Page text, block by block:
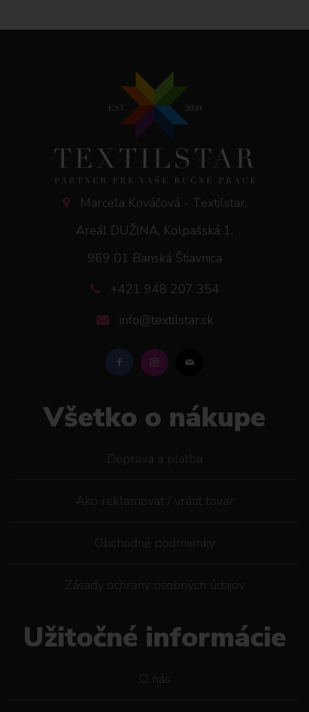
Marcela Kováčová - Textilstar,
Areál DUŽINA, Kolpašská 1,
969 01 Banská Štiavnica
+421 948 207 354
info@textilstar.sk
Všetko o nákupe
Doprava a platba
Ako reklamovat / vrátiť tovar
Obchodné podmienky
Zásady ochrany osobných údajov
Užitočné informácie
O nás